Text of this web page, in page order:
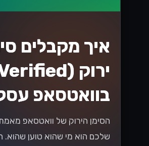
איך מקבלים
בוואטסאפ
הסימן הירוק של וואטסאפ
שלכם הוא מי שהוא טוען שהוא.